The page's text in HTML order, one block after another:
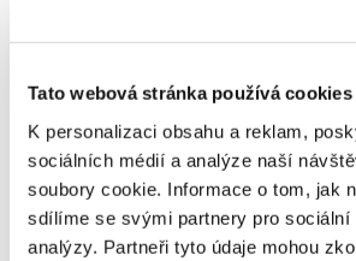
Tato webová stránka používá cookies
K personalizaci obsahu a reklam,
sociálních médií a analýze naší
soubory cookie. Informace o tom, jak
sdílíme se svými partnery pro sociální
analýzy. Partneři tyto údaje mohou
Standardní proces žádosti o
podle RPSN, výše půjčky a podmínek
– obvykle online,
nebo na pobočce.
3️⃣Ověření identity – u některých
probíhá přes bankovní identitu nebo
průkaz.
Vyhodnocení žádosti – většinou trvá